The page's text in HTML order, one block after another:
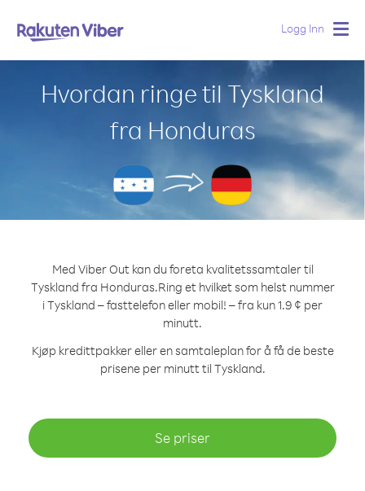
Logg Inn
Hvordan ringe til Tyskland
fra Honduras
Med Viber Out kan du foreta kvalitetssamtaler til
Tyskland fra Honduras.Ring et hvilket som helst nummer
i Tyskland – fasttelefon eller mobil! – fra kun 1.9 ¢ per
minutt.
Kjøp kredittpakker eller en samtaleplan for å få de beste
prisene per minutt til Tyskland.
Se priser